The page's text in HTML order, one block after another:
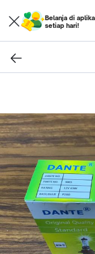
Belanja di
setiap hari!